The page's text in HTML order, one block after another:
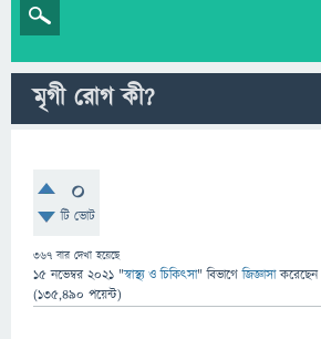
মৃগী রোগ কী?
0
টি ভোট
367 বার দেখা হয়েছে
15 নভেম্বর 2021 "স্বাস্থ্য ও চিকিৎসা" বিভাগে জিজ্ঞাসাকরেছেন
(135,490 পয়েন্ট)